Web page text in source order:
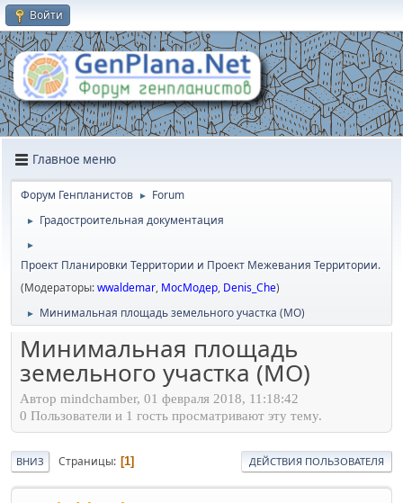
Войти
Главное меню
Форум Генпланистов ► Forum
► Градостроительная документация
►
Проект Планировки Территории и Проект Межевания Территории.
(Модераторы:wwaldemar, МосМодер, Denis_Che)
► Минимальная площадь земельного участка (МО)
Минимальная площадь
земельного участка (МО)
Автор mindchamber, 01 февраля 2018, 11:18:42
0 Пользователи и 1 гость просматривают эту тему.
ВНИЗ Страницы 1 ДЕЙСТВИЯ ПОЛЬЗОВАТЕЛЯ